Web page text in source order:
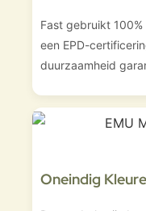
Fast gebruikt
een EPD-
duurzaamheid
Oneindig